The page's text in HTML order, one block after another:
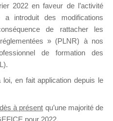
Groupe Public
2022 en faveur de l’activité
a introduit des modifications
de rattacher les
» (PLNR) à nos
de formation des
loi, en fait application depuis le
dès à présent qu’une majorité de
pour 2022.